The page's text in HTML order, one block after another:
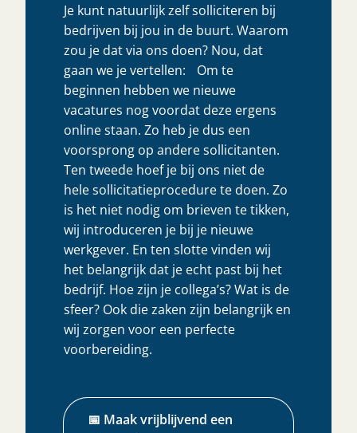
Je kunt natuurlijk zelf solliciteren bij
bedrijven bij jou in de buurt. Waarom
zou je dat via ons doen? Nou, dat
gaan we je vertellen: Om te
beginnen hebben we nieuwe
vacatures nog voordat deze ergens
online staan. Zo heb je dus een
voorsprong op andere sollicitanten.
Ten tweede hoef je bij ons niet de
hele sollicitatieprocedure te doen. Zo
is het niet nodig om brieven te tikken,
wij introduceren je bij je nieuwe
werkgever. En ten slotte vinden wij
het belangrijk dat je echt past bij het
bedrijf. Hoe zijn je collega’s? Wat is de
sfeer? Ook die zaken zijn belangrijk en
wij zorgen voor een perfecte
voorbereiding.
📅 Maak vrijblijvend een